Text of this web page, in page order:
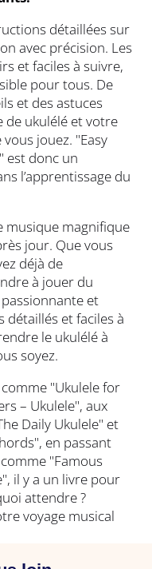
détaillées sur
avec précision. Les
et faciles à suivre,
pour tous. De
et des astuces
ukulélé et votre
jouez. "Easy
est donc un
l’apprentissage du
musique magnifique
jour. Que vous
déjà de
à jouer du
et
détaillés et faciles à
le ukulélé à
soyez.
"Ukulele for
– Ukulele", aux
Daily Ukulele" et
en passant
"Famous
il y a un livre pour
attendre ?
voyage musical